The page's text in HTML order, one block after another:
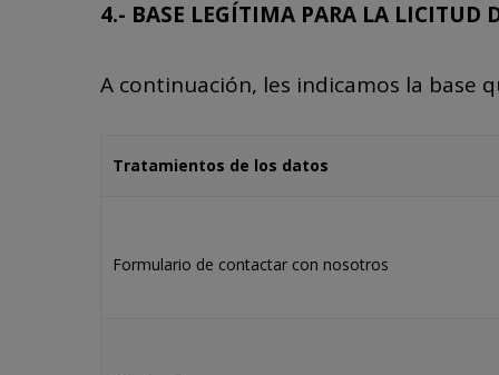
4.- BASE LEGÍTIMA PARA LA LICITUD
A continuación, les indicamos la base
Tratamientos de los datos
Formulario de contactar con nosotros